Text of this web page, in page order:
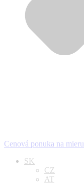
Cenová ponuka na mieru
SK
CZ
AT